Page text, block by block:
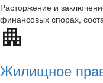
Расторжение и
финансовых спорах,
Жилищное